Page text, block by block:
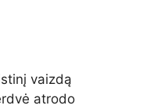
vaizdą
atrodo